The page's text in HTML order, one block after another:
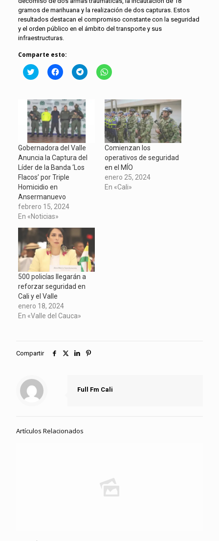
gramos de marihuana y la realización de dos capturas. Estos
resultados destacan el compromiso constante con la seguridad
y el orden público en el ámbito del transporte y sus
infraestructuras.
Comparte esto:
Click
to
(Se
abre
en
una
ventana
nueva)
Haz
clic
Facebook
(Se
abre
en
una
ventana
nueva)
Haz
clic
Telegram
(Se
abre
en
una
ventana
nueva)
Haz
clic
WhatsApp
(Se
abre
en
una
ventana
nueva)
Gobernadora del Valle
Anuncia la Captura del
Líder de la Banda ‘Los
Flacos’ por Triple
Homicidio en
Ansermanuevo
febrero 15, 2024
En «Noticias»
Comienzan los
operativos de seguridad
en el MÍO
enero 25, 2024
En «Cali»
500 policías llegarán a
reforzar seguridad en
Cali y el Valle
enero 18, 2024
En «Valle del Cauca»
Compartir
Full Fm Cali
Artículos Relacionados